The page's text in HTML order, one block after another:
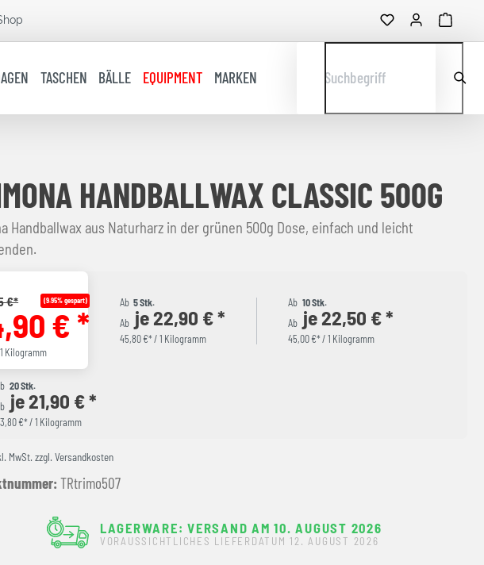
TASCHEN BÄLLE EQUIPMENT MARKEN Suchbegriff
HANDBALLWAX CLASSIC 500G
Handballwax aus Naturharz in der grünen 500g Dose, einfach und leicht
€* (9.95% gespart)
€ *
Kilogramm
Ab 5 Stk.
Ab je 22,90 € *
45,80 €* / 1 Kilogramm
Ab 10 Stk.
Ab je 22,50 € *
45,00 €* / 1 Kilogramm
20 Stk.
je 21,90 € *
€* / 1 Kilogramm
MwSt. zzgl. Versandkosten
TRtrimo507
LAGERWARE: VERSAND AM 10. AUGUST 2026
VORAUSSICHTLICHES LIEFERDATUM 12. AUGUST 2026